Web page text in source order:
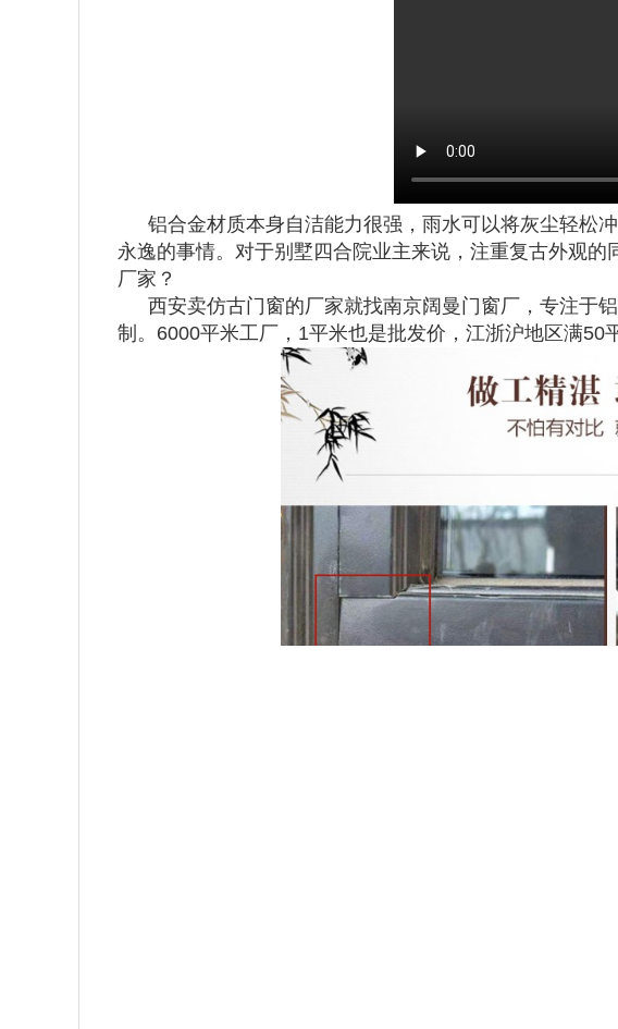
铝合金材质本身自洁能力很强，雨水可以将灰尘轻松
永逸的事情。对于别墅四合院业主来说，注重复古外观
厂家？
西安卖仿古门窗的厂家就找南京阔曼门窗厂，专注于
制。6000平米工厂，1平米也是批发价，江浙沪地区满50